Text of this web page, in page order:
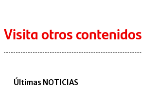
Visita otros contenidos
Últimas NOTICIAS